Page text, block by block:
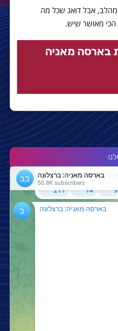
אבל דואג שכל מה
מאושר שיש.
בארסה מאניה